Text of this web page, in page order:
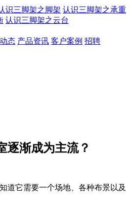
识三脚架之脚架 认识三脚架之承重
认识三脚架之云台
态 产品资讯 客户案例 招聘
逐渐成为主流？
道它需要一个场地、各种布景以及